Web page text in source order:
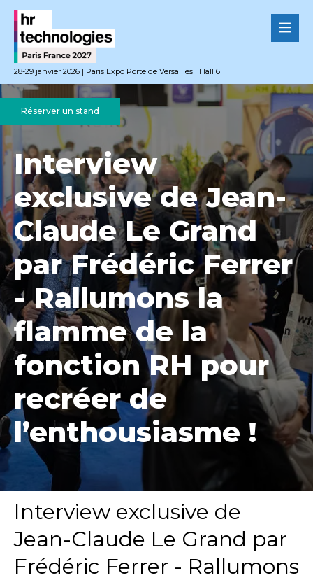
28-29 janvier 2026 | Paris Expo Porte de Versailles | Hall 6
Réserver un stand
Interview
exclusive de Jean-
Claude Le Grand
par Frédéric Ferrer
- Rallumons la
flamme de la
fonction RH pour
recréer de
l’enthousiasme !
Interview exclusive de
Jean-Claude Le Grand par
Frédéric Ferrer - Rallumons